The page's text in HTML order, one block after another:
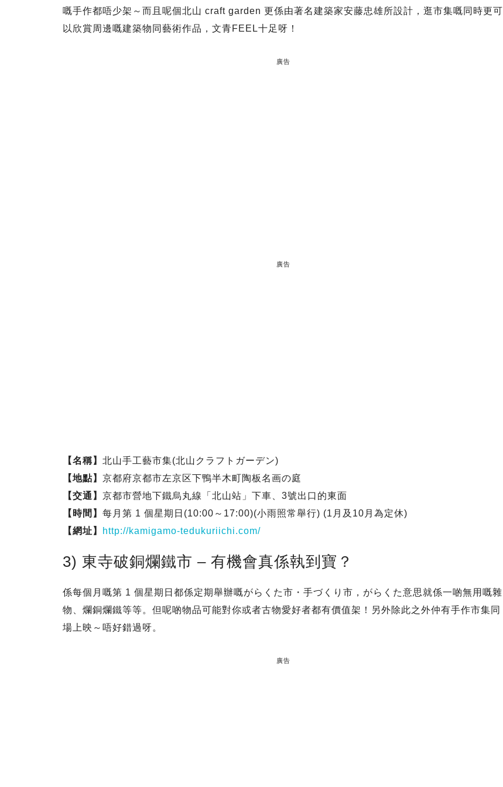
嘅手作都唔少架～而且呢個北山 craft garden 更係由著名建築家安藤忠雄所設計，逛市集嘅同時更可
以欣賞周邊嘅建築物同藝術作品，文青FEEL十足呀！
廣告
廣告
【名稱】 北山手工藝市集(北山クラフトガーデン)
【地點】 京都府京都市左京区下鴨半木町陶板名画の庭
【交通】 京都市營地下鐵烏丸線「北山站」下車、3號出口的東面
【時間】 每月第 1 個星期日(10:00～17:00)(小雨照常舉行) (1月及10月為定休)
【網址】
http://kamigamo-tedukuriichi.com/
3) 東寺破銅爛鐵市 – 有機會真係執到寶？
係每個月嘅第 1 個星期日都係定期舉辦嘅がらくた市・手づくり市，がらくた意思就係一啲無用嘅雜
物、爛銅爛鐵等等。但呢啲物品可能對你或者古物愛好者都有價值架！另外除此之外仲有手作市集同
場上映～唔好錯過呀。
廣告